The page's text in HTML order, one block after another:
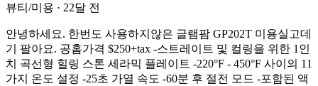
뷰티/미용 · 22달 전
안녕하세요. 한번도 사용하지않은 글램팜 GP202T 미용실고데
기 팔아요. 공홈가격 $250+tax -스트레이트 및 컬링을 위한 1인
치 곡선형 힐링 스톤 세라믹 플레이트 -220°F - 450°F 사이의 11
가지 온도 설정 -25초 가열 속도 -60분 후 절전 모드 -포함된 액